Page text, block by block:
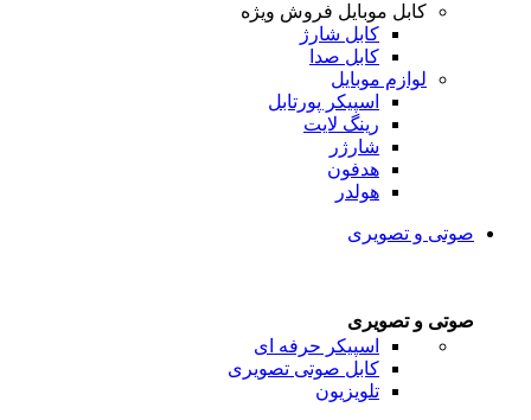
کابل موبایل فروش ویژه
کابل شارژ
کابل صدا
لوازم موبایل
اسپیکر پورتابل
رینگ لایت
شارژر
هدفون
هولدر
صوتی و تصویری
صوتی و تصویری
اسپیکر حرفه ای
کابل صوتی تصویری
تلویزیون